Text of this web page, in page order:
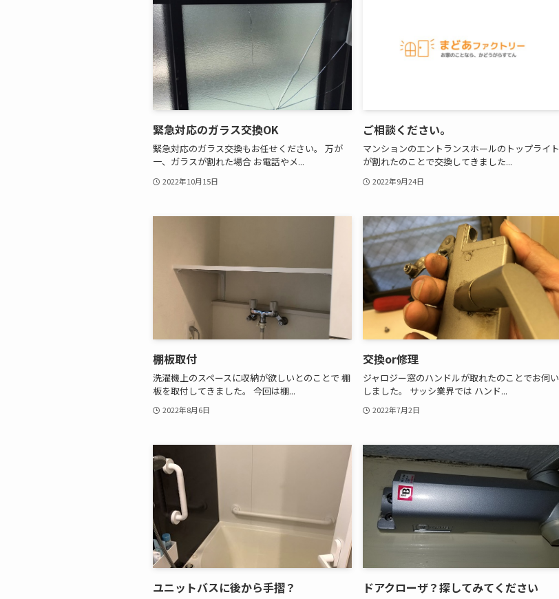
緊急対応のガラス交換OK
緊急対応のガラス交換もお任せください。 万が
一、ガラスが割れた場合 お電話やメ...
2022年10月15日
ご相談ください。
マンションのエントランスホールのトップライト
が割れたのことで交換してきました...
2022年9月24日
棚板取付
洗濯機上のスペースに収納が欲しいとのことで 棚
板を取付してきました。 今回は棚...
2022年8月6日
交換or修理
ジャロジー窓のハンドルが取れたのことでお伺い
しました。 サッシ業界では ハンド...
2022年7月2日
ユニットバスに後から手摺？ ドアクローザ？探してみてください